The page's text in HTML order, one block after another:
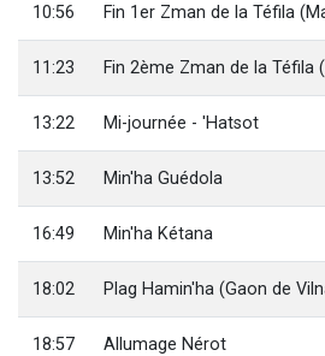
10:56 Fin 1er Zman de la Téfila
11:23 Fin 2ème Zman de la Téfila
13:22 Mi-journée - 'Hatsot
13:52 Min'ha Guédola
16:49 Min'ha Kétana
18:02 Plag Hamin'ha (Gaon de
18:57 Allumage Nérot